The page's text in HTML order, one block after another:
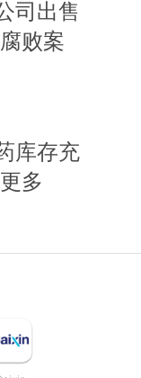
司出售
败案
库存充
多